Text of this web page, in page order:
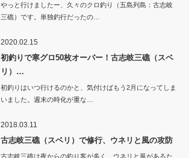
やっと行けましたー、久々のクロ釣り（五島列島：古志岐
三礁）です。単独釣行だったの…
2020.02.15
初釣りで寒グロ50枚オーバー！古志岐三礁（スベ
リ）…
初釣りはいつ行けるのかと、気付けばもう2月になってしま
いました。週末の時化が重な…
2018.03.11
古志岐三礁（スベリ）で修行、ウネリと風の攻防
古志岐三礁は夜からの釣り客が多く、ウネリと風があるた